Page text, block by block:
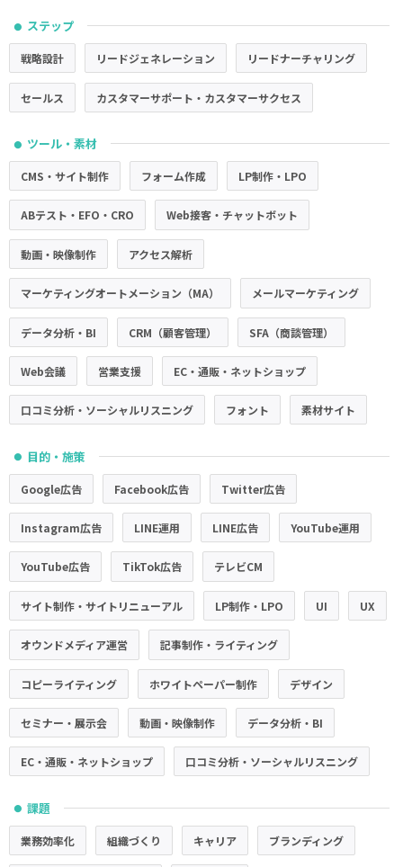
● ステップ
戦略設計 リードジェネレーション リードナーチャリング
セールス カスタマーサポート・カスタマーサクセス
● ツール・素材
CMS・サイト制作 フォーム作成 LP制作・LPO
ABテスト・EFO・CRO Web接客・チャットボット
動画・映像制作 アクセス解析
マーケティングオートメーション（MA） メールマーケティング
データ分析・BI CRM（顧客管理） SFA（商談管理）
Web会議 営業支援 EC・通販・ネットショップ
口コミ分析・ソーシャルリスニング フォント 素材サイト
● 目的・施策
Google広告 Facebook広告 Twitter広告
Instagram広告 LINE運用 LINE広告 YouTube運用
YouTube広告 TikTok広告 テレビCM
サイト制作・サイトリニューアル LP制作・LPO UI UX
オウンドメディア運営 記事制作・ライティング
コピーライティング ホワイトペーパー制作 デザイン
セミナー・展示会 動画・映像制作 データ分析・BI
EC・通販・ネットショップ 口コミ分析・ソーシャルリスニング
● 課題
業務効率化 組織づくり キャリア ブランディング